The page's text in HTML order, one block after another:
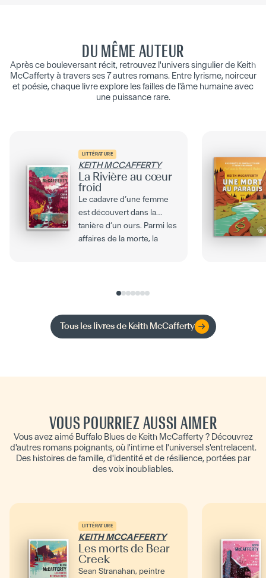
DU MÊME AUTEUR
Après ce bouleversant récit, retrouvez l'univers singulier de Keith
McCafferty à travers ses 7 autres romans. Entre lyrisme, noirceur
et poésie, chaque livre explore les failles de l'âme humaine avec
une puissance rare.
LITTÉRATURE
KEITH MCCAFFERTY
La Rivière au cœur
froid
Le cadavre d’une femme
est découvert dans la
tanière d’un ours. Parmi les
affaires de la morte, la
Tous les livres de Keith McCafferty
VOUS POURRIEZ AUSSI AIMER
Vous avez aimé Buffalo Blues de Keith McCafferty ? Découvrez
d'autres romans poignants, où l'intime et l'universel s'entrelacent.
Des histoires de famille, d'identité et de résilience, portées par
des voix inoubliables.
LITTÉRATURE
KEITH MCCAFFERTY
Les morts de Bear
Creek
Sean Stranahan, peintre